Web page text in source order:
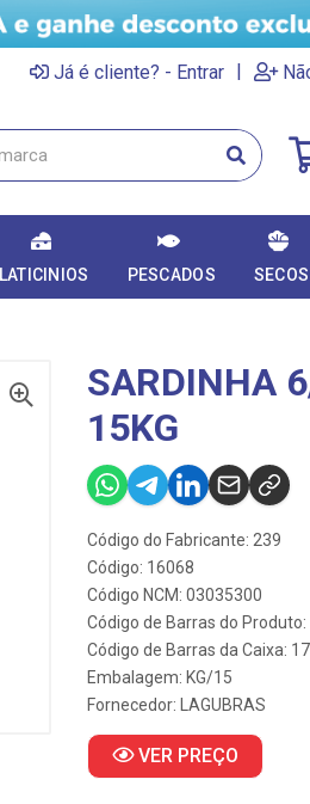
Já é cliente? - Entrar |
LATICINIOS PESCADOS SECOS
SARDINHA
15KG
Código do Fabricante: 239
Código: 16068
Código NCM: 03035300
Código de Barras do
Código de Barras da Caixa:
Embalagem: KG/15
Fornecedor:
LAGUBRAS
VER PREÇO